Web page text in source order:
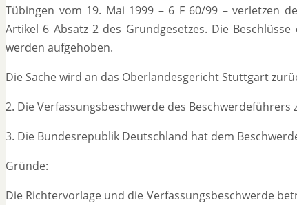
Tübingen vom 19. Mai 1999 – 6 F 60/99 – verletzen
Artikel 6 Absatz 2 des Grundgesetzes. Die
werden aufgehoben.
Die Sache wird an das Oberlandesgericht Stuttgart
2. Die Verfassungsbeschwerde des Beschwerdeführers
3. Die Bundesrepublik Deutschland hat dem
Gründe:
Die Richtervorlage und die Verfassungsbeschwerde